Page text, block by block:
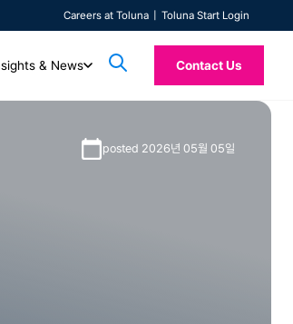
Careers at Toluna Toluna Start Login
객의 요구에 맞춘 커스텀 리서치를 제공해 드립니다.
보조 DIY 옵션을 통해 리서치 과정을 직접 관리해
보세요. 신속하게 리서치를 시작하고, 응답자를 원활하게 연결하며,
인사이트와 지원을 받아보실 수 있습니다.
QSphere와 함께
& News
Insights & News
Contact Us
posted 2026년 05월 05일